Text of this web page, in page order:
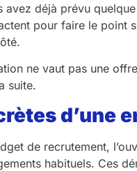
déjà prévu
pour faire le point
ne vaut pas une
suite.
d’une
de recrutement,
habituels. Ces